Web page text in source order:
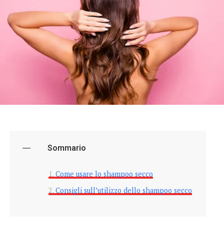
Sommario
Come usare lo shampoo secco
Consigli sull’utilizzo dello shampoo secco